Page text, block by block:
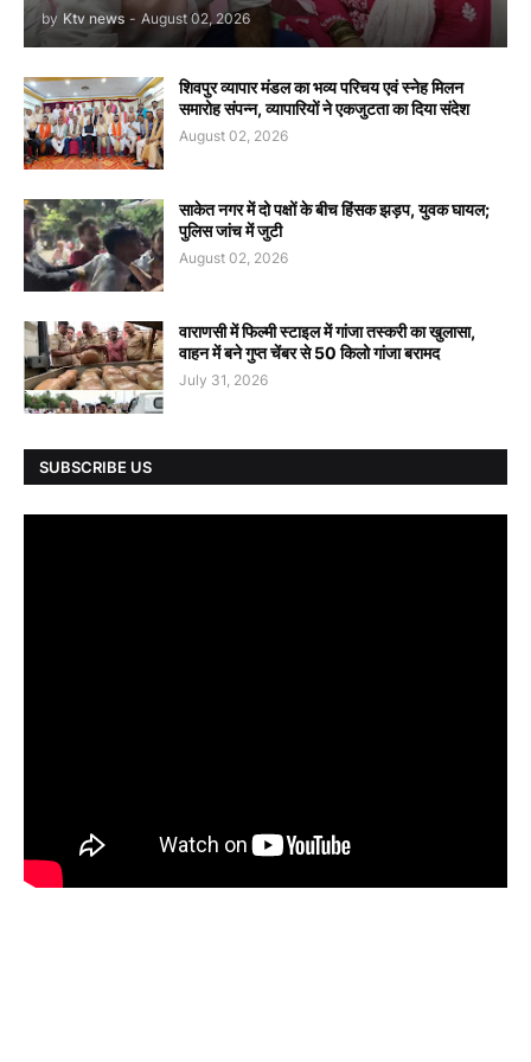
by Ktv news - August 02, 2026
शिवपुर व्यापार मंडल का भव्य परिचय एवं स्नेह मिलन
समारोह संपन्न, व्यापारियों ने एकजुटता का दिया संदेश
August 02, 2026
साकेत नगर में दो पक्षों के बीच हिंसक झड़प, युवक घायल;
पुलिस जांच में जुटी
August 02, 2026
वाराणसी में फिल्मी स्टाइल में गांजा तस्करी का खुलासा,
वाहन में बने गुप्त चेंबर से 50 किलो गांजा बरामद
July 31, 2026
SUBSCRIBE US